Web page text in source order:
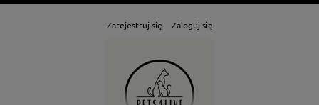
Zarejestruj się Zaloguj się